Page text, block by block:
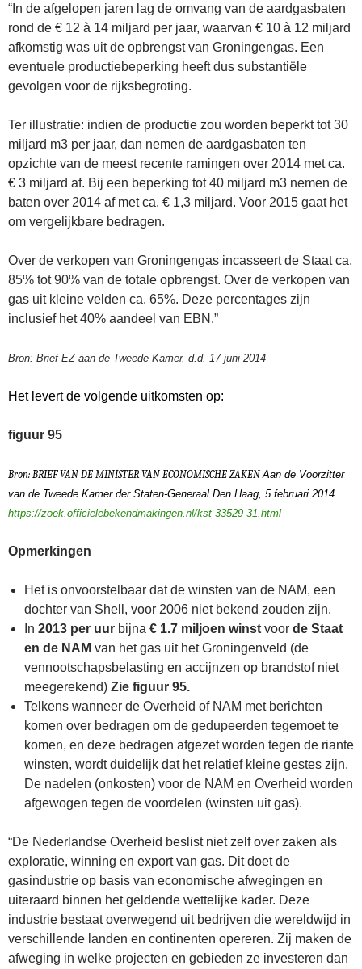
“In de afgelopen jaren lag de omvang van de aardgasbaten
rond de € 12 à 14 miljard per jaar, waarvan € 10 à 12 miljard
afkomstig was uit de opbrengst van Groningengas. Een
eventuele productiebeperking heeft dus substantiële
gevolgen voor de rijksbegroting.
Ter illustratie: indien de productie zou worden beperkt tot 30
miljard m3 per jaar, dan nemen de aardgasbaten ten
opzichte van de meest recente ramingen over 2014 met ca.
€ 3 miljard af. Bij een beperking tot 40 miljard m3 nemen de
baten over 2014 af met ca. € 1,3 miljard. Voor 2015 gaat het
om vergelijkbare bedragen.
Over de verkopen van Groningengas incasseert de Staat ca.
85% tot 90% van de totale opbrengst. Over de verkopen van
gas uit kleine velden ca. 65%. Deze percentages zijn
inclusief het 40% aandeel van EBN.”
Bron: Brief EZ aan de Tweede Kamer, d.d. 17 juni 2014
Het levert de volgende uitkomsten op:
figuur 95
Bron: BRIEF VAN DE MINISTER VAN ECONOMISCHE ZAKEN Aan de Voorzitter
van de Tweede Kamer der Staten-Generaal Den Haag, 5 februari 2014
https://zoek.officielebekendmakingen.nl/kst-33529-31.html
Opmerkingen
Het is onvoorstelbaar dat de winsten van de NAM, een
dochter van Shell, voor 2006 niet bekend zouden zijn.
In 2013 per uur bijna € 1.7 miljoen winst voor de Staat
en de NAM van het gas uit het Groningenveld (de
vennootschapsbelasting en accijnzen op brandstof niet
meegerekend) Zie figuur 95.
Telkens wanneer de Overheid of NAM met berichten
komen over bedragen om de gedupeerden tegemoet te
komen, en deze bedragen afgezet worden tegen de riante
winsten, wordt duidelijk dat het relatief kleine gestes zijn.
De nadelen (onkosten) voor de NAM en Overheid worden
afgewogen tegen de voordelen (winsten uit gas).
“De Nederlandse Overheid beslist niet zelf over zaken als
exploratie, winning en export van gas. Dit doet de
gasindustrie op basis van economische afwegingen en
uiteraard binnen het geldende wettelijke kader. Deze
industrie bestaat overwegend uit bedrijven die wereldwijd in
verschillende landen en continenten opereren. Zij maken de
afweging in welke projecten en gebieden ze investeren dan